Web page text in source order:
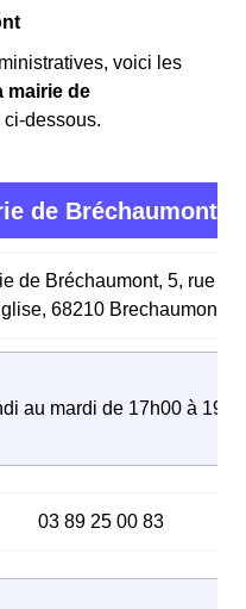
voici les
mairie de
dessous.
de Bréchaumont
de Bréchaumont, 5, rue de
68210 Brechaumont
au mardi de 17h00 à
03 89 25 00 83